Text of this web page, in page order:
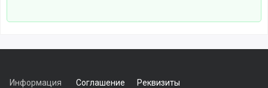
Информация Соглашение Реквизиты